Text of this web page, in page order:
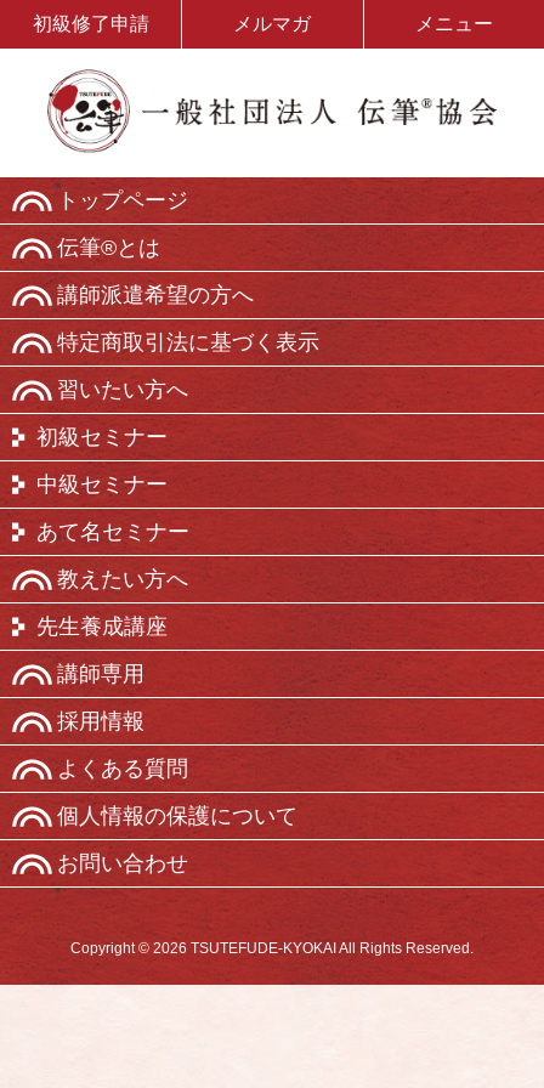
初級修了申請 メルマガ メニュー
トップページ
伝筆®とは
講師派遣希望の方へ
特定商取引法に基づく表示
習いたい方へ
初級セミナー
中級セミナー
あて名セミナー
教えたい方へ
先生養成講座
講師専用
採用情報
よくある質問
個人情報の保護について
お問い合わせ
Copyright © 2026 TSUTEFUDE-KYOKAI All Rights Reserved.